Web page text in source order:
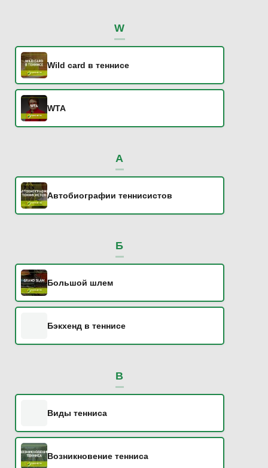
W
Wild card в теннисе
WTA
А
Автобиографии теннисистов
Б
Большой шлем
Бэкхенд в теннисе
В
Виды тенниса
Возникновение тенниса